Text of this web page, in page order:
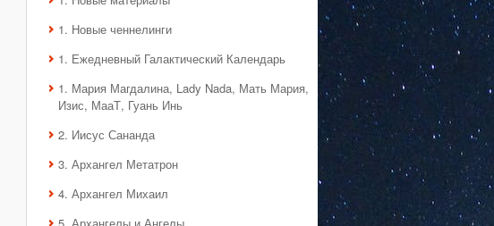
1. Hовые ченнелинги
1. Ежедневный Галактический Календарь
1. Мария Магдалина, Lady Nada, Мать Мария,
Изис, МааТ, Гуань Инь
2. Иисус Сананда
3. Архангел Метатрон
4. Архангел Михаил